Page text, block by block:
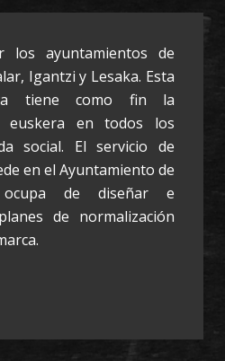
los ayuntamientos de
Igantzi y Lesaka. Esta
tiene como fin la
euskera en todos los
social. El servicio de
en el Ayuntamiento de
de diseñar e
de normalización